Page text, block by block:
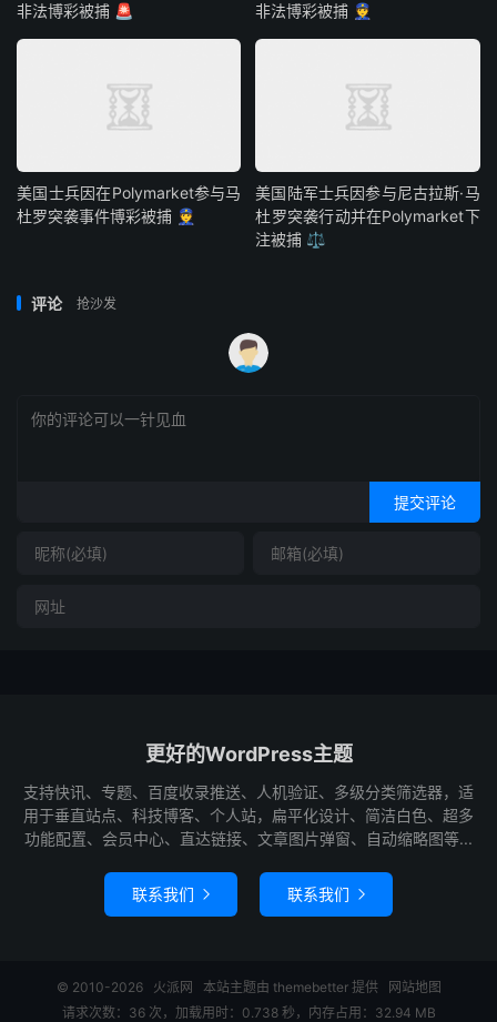
非法博彩被捕 🚨
非法博彩被捕 👮
美国士兵因在Polymarket参与马
杜罗突袭事件博彩被捕 👮
美国陆军士兵因参与尼古拉斯·马
杜罗突袭行动并在Polymarket下
注被捕 ⚖️
评论 抢沙发
提交评论
更好的WordPress主题
支持快讯、专题、百度收录推送、人机验证、多级分类筛选器，适
用于垂直站点、科技博客、个人站，扁平化设计、简洁白色、超多
功能配置、会员中心、直达链接、文章图片弹窗、自动缩略图等...
联系我们  联系我们 
© 2010-2026 火派网 本站主题由 themebetter提供
网站地图
请求次数：36 次，加载用时：0.738 秒，内存占用：32.94 MB